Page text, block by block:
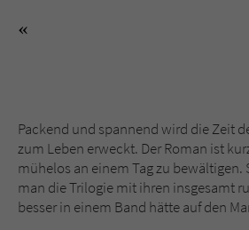
Packend und spannend wird die Zeit
zum Leben erweckt. Der Roman ist
mühelos an einem Tag zu bewältigen.
man die Trilogie mit ihren insgesamt
besser in einem Band hätte auf den